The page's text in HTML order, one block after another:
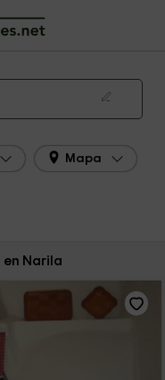
Mapa
en Narila